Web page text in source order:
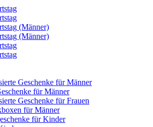
(Männer)
(Männer)
Geschenke für Männer
für Männer
Geschenke für Frauen
für Männer
für Kinder